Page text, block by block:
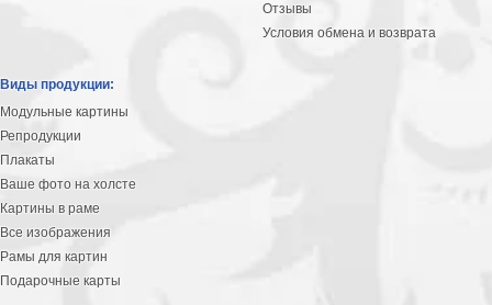
Отзывы
Условия обмена и возврата
Виды продукции:
Модульные картины
Репродукции
Плакаты
Ваше фото на холсте
Картины в раме
Все изображения
Рамы для картин
Подарочные карты